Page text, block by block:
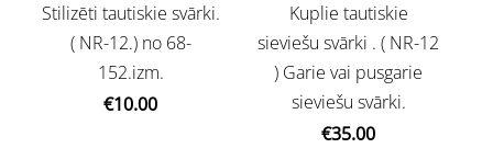
Stilizēti tautiskie svārki.
( NR-12.) no 68-
152.izm.
€10.00
Kuplie tautiskie
sieviešu svārki . ( NR-12
) Garie vai pusgarie
sieviešu svārki.
€35.00